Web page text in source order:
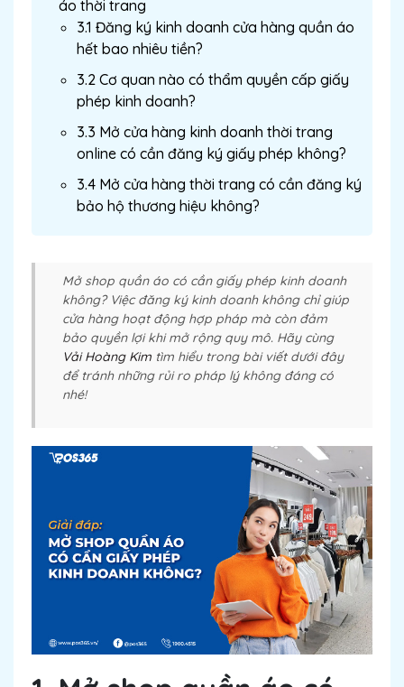
áo thời trang
3.1 Đăng ký kinh doanh cửa hàng quần áo
hết bao nhiêu tiền?
3.2 Cơ quan nào có thẩm quyền cấp giấy
phép kinh doanh?
3.3 Mở cửa hàng kinh doanh thời trang
online có cần đăng ký giấy phép không?
3.4 Mở cửa hàng thời trang có cần đăng ký
bảo hộ thương hiệu không?
Mở shop quần áo có cần giấy phép kinh doanh
không? Việc đăng ký kinh doanh không chỉ giúp
cửa hàng hoạt động hợp pháp mà còn đảm
bảo quyền lợi khi mở rộng quy mô. Hãy cùng
Vải Hoàng Kim tìm hiểu trong bài viết dưới đây
để tránh những rủi ro pháp lý không đáng có
nhé!